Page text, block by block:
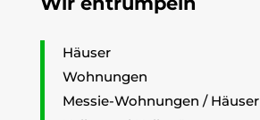
Häuser
Wohnungen
Messie-Wohnungen / Häuser